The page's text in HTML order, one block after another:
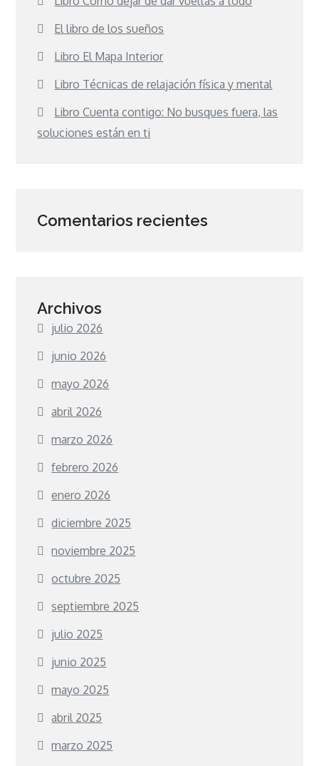
El libro de los sueños
Libro El Mapa Interior
Libro Técnicas de relajación física y mental
Libro Cuenta contigo: No busques fuera, las
soluciones están en ti
Comentarios recientes
Archivos
julio 2026
junio 2026
mayo 2026
abril 2026
marzo 2026
febrero 2026
enero 2026
diciembre 2025
noviembre 2025
octubre 2025
septiembre 2025
julio 2025
junio 2025
mayo 2025
abril 2025
marzo 2025